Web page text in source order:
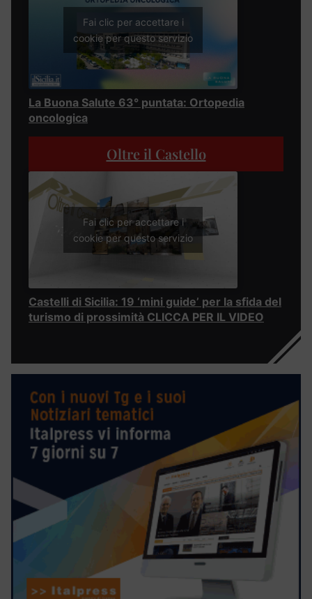
Fai clic per accettare i
cookie per questo servizio
La Buona Salute 63° puntata: Ortopedia
oncologica
Oltre il Castello
Fai clic per accettare i
cookie per questo servizio
Castelli di Sicilia: 19 ‘mini guide’ per la sfida del
turismo di prossimità CLICCA PER IL VIDEO